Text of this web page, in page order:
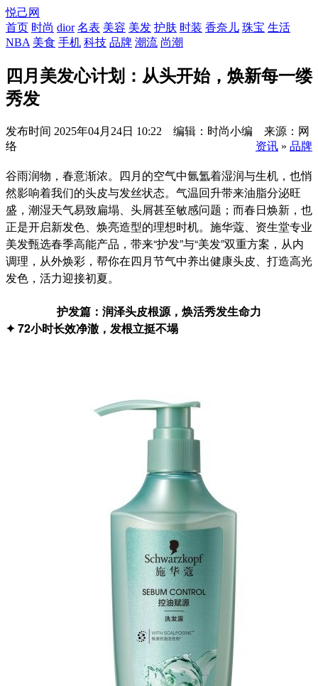
悦己网
首页 时尚 dior 名表 美容 美发 护肤 时装 香奈儿 珠宝 生活
NBA 美食 手机 科技 品牌 潮流 尚潮
四月美发心计划：从头开始，焕新每一缕
秀发
发布时间 2025年04月24日 10:22 编辑：时尚小编 来源：网
络
资讯 » 品牌
谷雨润物，春意渐浓。四月的空气中氤氲着湿润与生机，也悄
然影响着我们的头皮与发丝状态。气温回升带来油脂分泌旺
盛，潮湿天气易致扁塌、头屑甚至敏感问题；而春日焕新，也
正是开启新发色、焕亮造型的理想时机。施华蔻、资生堂专业
美发甄选春季高能产品，带来“护发”与“美发”双重方案，从内
调理，从外焕彩，帮你在四月节气中养出健康头皮、打造高光
发色，活力迎接初夏。
护发篇：润泽头皮根源，焕活秀发生命力
✦ 72小时长效净澈，发根立挺不塌